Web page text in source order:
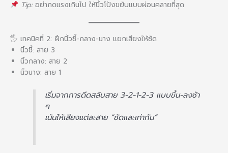
Tip:อย่ากดแรงเกินไป ให้นิ้วโป้งขยับแบบผ่อนคลายที่สุด
🖐️ เทคนิคที่ 2: ฝึกนิ้วชี้-กลาง-นาง แยกเสียงให้ชัด
นิ้วชี้: สาย 3
นิ้วกลาง: สาย 2
นิ้วนาง: สาย 1
เริ่มจากการดีดสลับสาย 3-2-1-2-3 แบบขึ้น-ลงช้า
ๆ
เน้นให้เสียงแต่ละสาย “ชัดและเท่ากัน”